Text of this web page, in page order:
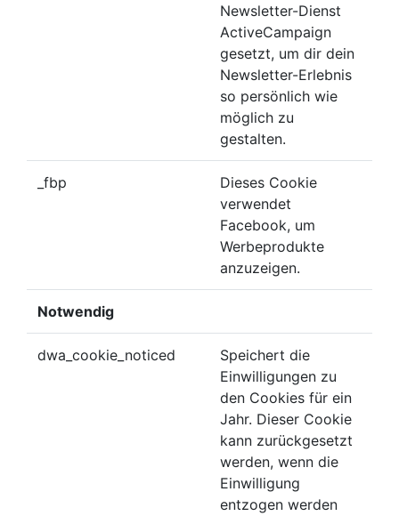
Newsletter-Dienst
ActiveCampaign
gesetzt, um dir dein
Newsletter-Erlebnis
so persönlich wie
möglich zu
gestalten.
_fbp
Dieses Cookie
verwendet
Facebook, um
Werbeprodukte
anzuzeigen.
Notwendig
dwa_cookie_noticed
Speichert die
Einwilligungen zu
den Cookies für ein
Jahr. Dieser Cookie
kann zurückgesetzt
werden, wenn die
Einwilligung
entzogen werden